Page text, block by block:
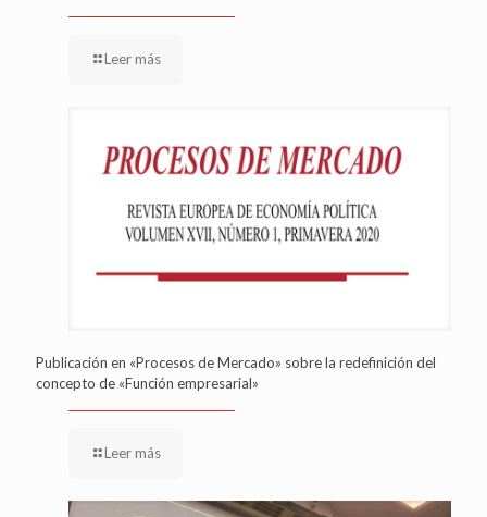
Leer más
Publicación en «Procesos de Mercado» sobre la redefinición del
concepto de «Función empresarial»
Leer más